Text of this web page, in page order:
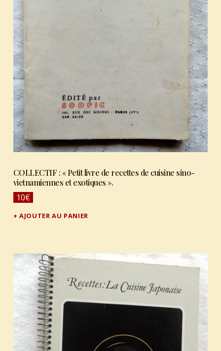
COLLECTIF : « Petit livre de recettes de cuisine sino-
vietnamiennes et exotiques ».
10€
AJOUTER AU PANIER